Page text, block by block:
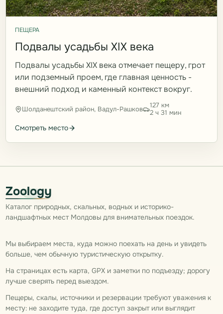
ПЕЩЕРА
Подвалы усадьбы XIX века
Подвалы усадьбы XIX века отмечает пещеру, грот
или подземный проем, где главная ценность -
внешний подход и каменный контекст вокруг.
Шолданештский район, Вадул-Рашков
127 км
2 ч 31 мин
Смотреть место
Zoology
Каталог природных, скальных, водных и историко-
ландшафтных мест Молдовы для внимательных поездок.
Мы выбираем места, куда можно поехать на день и увидеть
больше, чем обычную туристическую открытку.
На страницах есть карта, GPX и заметки по подъезду; дорогу
лучше сверять перед выездом.
Пещеры, скалы, источники и резервации требуют уважения к
месту: не заходите туда, где доступ закрыт или выглядит